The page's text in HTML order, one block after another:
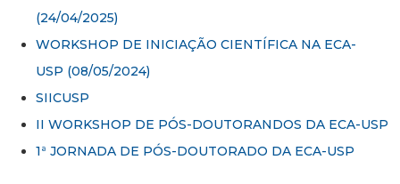
(24/04/2025)
WORKSHOP DE INICIAÇÃO CIENTÍFICA NA ECA-
USP (08/05/2024)
SIICUSP
II WORKSHOP DE PÓS-DOUTORANDOS DA ECA-USP
1ª JORNADA DE PÓS-DOUTORADO DA ECA-USP